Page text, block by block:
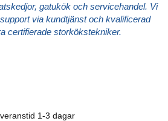
gatukök och servicehandel. Vi
via kundtjänst och kvalificerad
certifierade storkökstekniker.
1-3 dagar